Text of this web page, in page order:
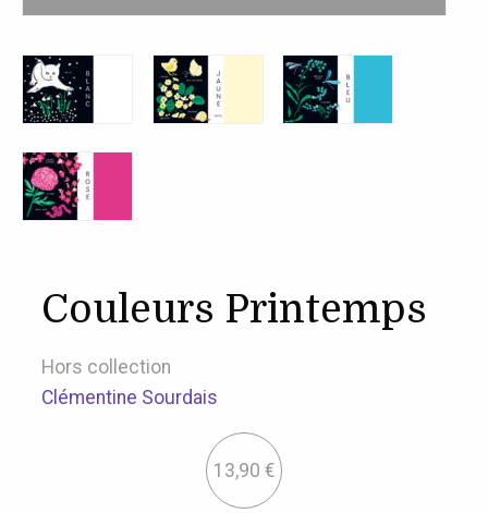
Couleurs Printemps
Hors collection
Clémentine Sourdais
13,90 €